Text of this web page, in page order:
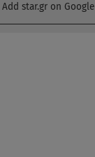
Add star.gr on Google